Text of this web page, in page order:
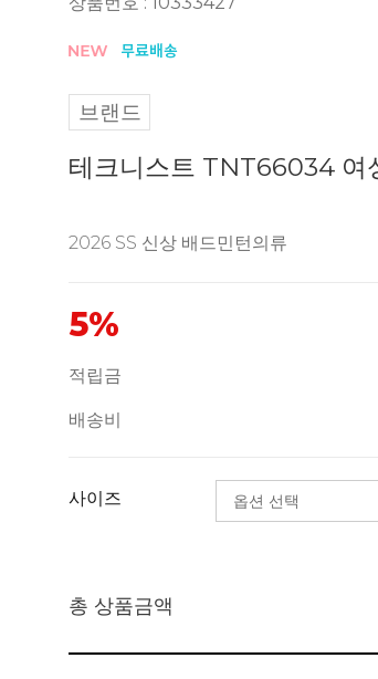
브랜드
테크니스트 TNT66034 여
2026 SS 신상 배드민턴의류
5%
적립금
배송비
사이즈
총 상품금액